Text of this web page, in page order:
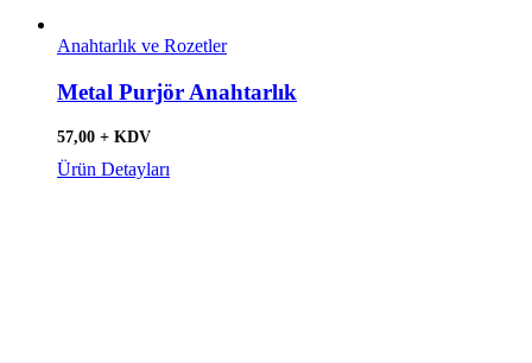
Anahtarlık ve Rozetler
Metal Purjör Anahtarlık
57,00 + KDV
Ürün Detayları